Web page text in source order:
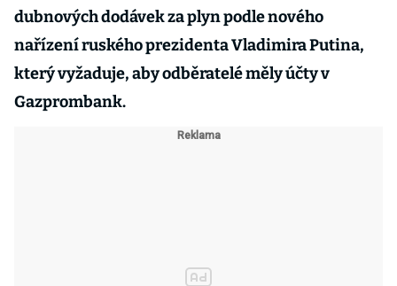
dubnových dodávek za plyn podle nového
nařízení ruského prezidenta Vladimira Putina,
který vyžaduje, aby odběratelé měly účty v
Gazprombank.